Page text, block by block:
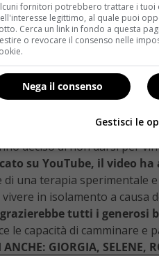
anni, sarebbe dovuta
deciso di non darsi per
su YouTube, il video
una terapia
in isolamento a
tutti i generosi
le capacità di camminare
ANCHE: GIORGIA, SELENE,
fornitori potrebbero trattare i tuoi
legittimo, al quale puoi
Cerca un link in fondo a questa
o revocare il consenso nelle
Nega il consenso
Gestisci le